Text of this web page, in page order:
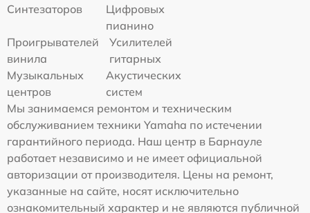
Синтезаторов
Цифровых
пианино
Проигрывателей
винила
Усилителей
гитарных
Музыкальных
центров
Акустических
систем
Мы занимаемся ремонтом и техническим
обслуживанием техники Yamaha по истечении
гарантийного периода. Наш центр в Барнауле
работает независимо и не имеет официальной
авторизации от производителя. Цены на ремонт,
указанные на сайте, носят исключительно
ознакомительный характер и не являются публичной